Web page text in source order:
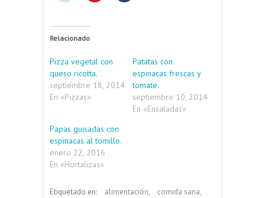
Relacionado
Pizza vegetal con
queso ricotta.
septiembre 18, 2014
En «Pizzas»
Patatas con
espinacas frescas y
tomate.
septiembre 10, 2014
En «Ensaladas»
Papas guisadas con
espinacas al tomillo.
enero 22, 2016
En «Hortalizas»
Etiquetado en: alimentación, comida sana,